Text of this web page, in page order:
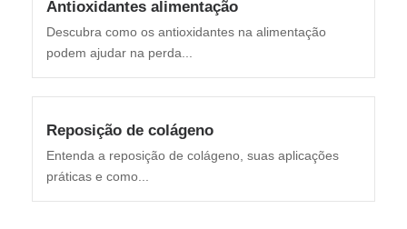
Antioxidantes alimentação
Descubra como os antioxidantes na alimentação
podem ajudar na perda...
Reposição de colágeno
Entenda a reposição de colágeno, suas aplicações
práticas e como...